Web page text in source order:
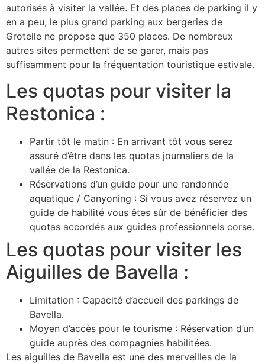
autorisés à visiter la vallée. Et des places de parking il y
en a peu, le plus grand parking aux bergeries de
Grotelle ne propose que 350 places. De nombreux
autres sites permettent de se garer, mais pas
suffisamment pour la fréquentation touristique estivale.
Les quotas pour visiter la
Restonica :
Partir tôt le matin : En arrivant tôt vous serez
assuré d’être dans les quotas journaliers de la
vallée de la Restonica.
Réservations d’un guide pour une randonnée
aquatique / Canyoning : Si vous avez réservez un
guide de habilité vous êtes sûr de bénéficier des
quotas accordés aux guides professionnels corse.
Les quotas pour visiter les
Aiguilles de Bavella :
Limitation : Capacité d’accueil des parkings de
Bavella.
Moyen d’accès pour le tourisme : Réservation d’un
guide auprès des compagnies habilitées.
Les aiguilles de Bavella est une des merveilles de la